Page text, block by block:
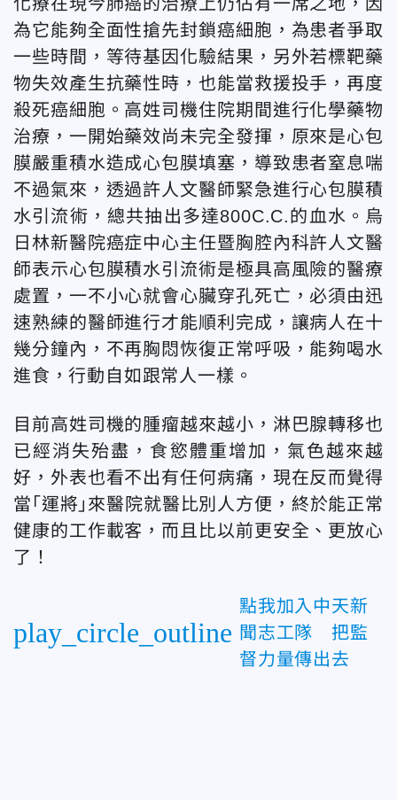
為它能夠全面性搶先封鎖癌細胞，為患者爭取
一些時間，等待基因化驗結果，另外若標靶藥
物失效產生抗藥性時，也能當救援投手，再度
殺死癌細胞。高姓司機住院期間進行化學藥物
治療，一開始藥效尚未完全發揮，原來是心包
膜嚴重積水造成心包膜填塞，導致患者窒息喘
不過氣來，透過許人文醫師緊急進行心包膜積
水引流術，總共抽出多達800C.C.的血水。烏
日林新醫院癌症中心主任暨胸腔內科許人文醫
師表示心包膜積水引流術是極具高風險的醫療
處置，一不小心就會心臟穿孔死亡，必須由迅
速熟練的醫師進行才能順利完成，讓病人在十
幾分鐘內，不再胸悶恢復正常呼吸，能夠喝水
進食，行動自如跟常人一樣。
目前高姓司機的腫瘤越來越小，淋巴腺轉移也
已經消失殆盡，食慾體重增加，氣色越來越
好，外表也看不出有任何病痛，現在反而覺得
當｢運將｣來醫院就醫比別人方便，終於能正常
健康的工作載客，而且比以前更安全、更放心
了！
play_circle_outline
點我加入中天新
聞志工隊 把監
督力量傳出去